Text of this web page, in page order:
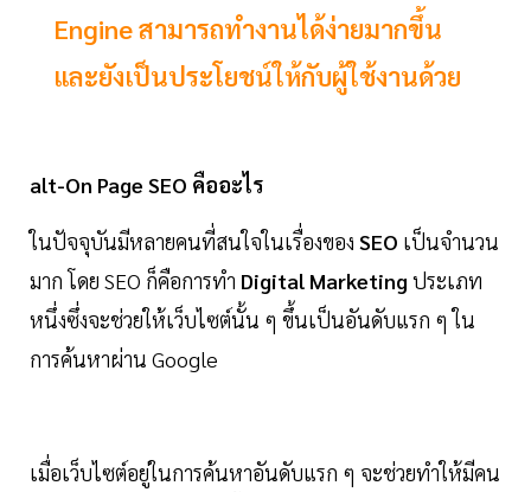
Engine สามารถทำงานได้ง่ายมากขึ้น
และยังเป็นประโยชน์ให้กับผู้ใช้งานด้วย
alt-On Page SEO คืออะไร
ในปัจจุบันมีหลายคนที่สนใจในเรื่องของ SEO เป็นจำนวน
มาก โดย SEO ก็คือการทำ Digital Marketing ประเภท
หนึ่งซึ่งจะช่วยให้เว็บไซต์นั้น ๆ ขึ้นเป็นอันดับแรก ๆ ใน
การค้นหาผ่าน Google
เมื่อเว็บไซต์อยู่ในการค้นหาอันดับแรก ๆ จะช่วยทำให้มีคน